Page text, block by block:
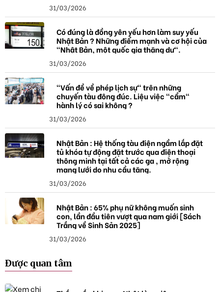
31/03/2026
Có đúng là đồng yên yếu hơn làm suy yếu
Nhật Bản ? Những điểm mạnh và cơ hội của
"Nhật Bản, một quốc gia thặng dư".
31/03/2026
"Vấn đề về phép lịch sự" trên những
chuyến tàu đông đúc. Liệu việc "cầm"
hành lý có sai không ?
31/03/2026
Nhật Bản : Hệ thống tàu điện ngầm lắp đặt
tủ khóa tự động đặt trước qua điện thoại
thông minh tại tất cả các ga , mở rộng
mạng lưới do nhu cầu tăng.
31/03/2026
Nhật Bản : 65% phụ nữ không muốn sinh
con, lần đầu tiên vượt qua nam giới [Sách
Trắng về Sinh Sản 2025]
31/03/2026
Được quan tâm